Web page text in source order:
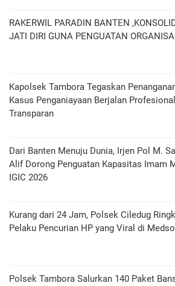
RAKERWIL PARADIN BANTEN
JATI DIRI GUNA PENGUATAN
Kapolsek Tambora Tegaskan
Kasus Penganiayaan Berjalan
Transparan
Dari Banten Menuju Dunia, Irjen Pol M.
Alif Dorong Penguatan Kapasitas Imam
IGIC 2026
Kurang dari 24 Jam, Polsek Ciledug
Pelaku Pencurian HP yang Viral di
Polsek Tambora Salurkan 140 Paket